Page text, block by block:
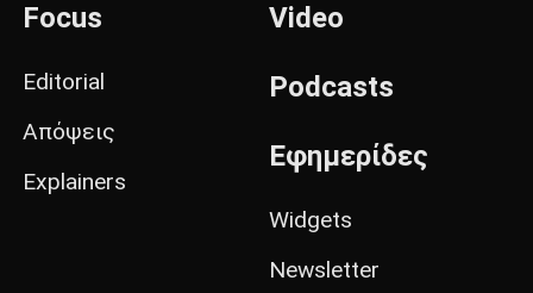
Focus
Editorial
Απόψεις
Explainers
Video
Podcasts
Εφημερίδες
Widgets
Newsletter